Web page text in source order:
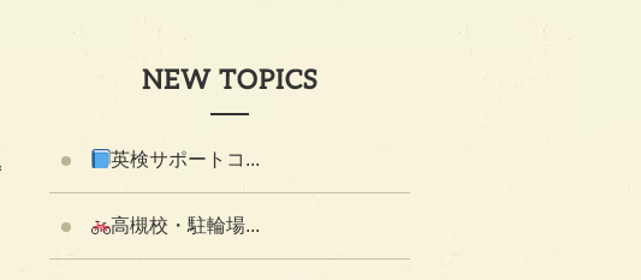
NEW TOPICS
英検サポートコ...
高槻校・駐輪場...